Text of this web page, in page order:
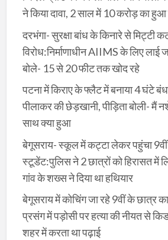
ने किया दावा, 2 साल में 10 करोड़ का
दरभंगा- सुरक्षा बांध के किनारे से मिट्टी
विरोध:निर्माणाधीन AIIMS के लिए लाई
बोले- 15 से 20 फीट तक खोद रहे
पटना में किराए के फ्लैट में बनाया 4 घंटे
पीलाकर की छेड़खानी, पीड़िता बोली- मैं
साथ क्या हुआ
बेगूसराय- स्कूल में कट्टा लेकर पहुंचा
स्टूडेंट:पुलिस ने 2 छात्रों को हिरासत में
गांव के शख्स ने दिया था हथियार
बेगूसराय में कोचिंग जा रहे 9वीं के छात्र
प्रसंग में पड़ोसी पर हत्या की नीयत से
शहर में करता था पढ़ाई